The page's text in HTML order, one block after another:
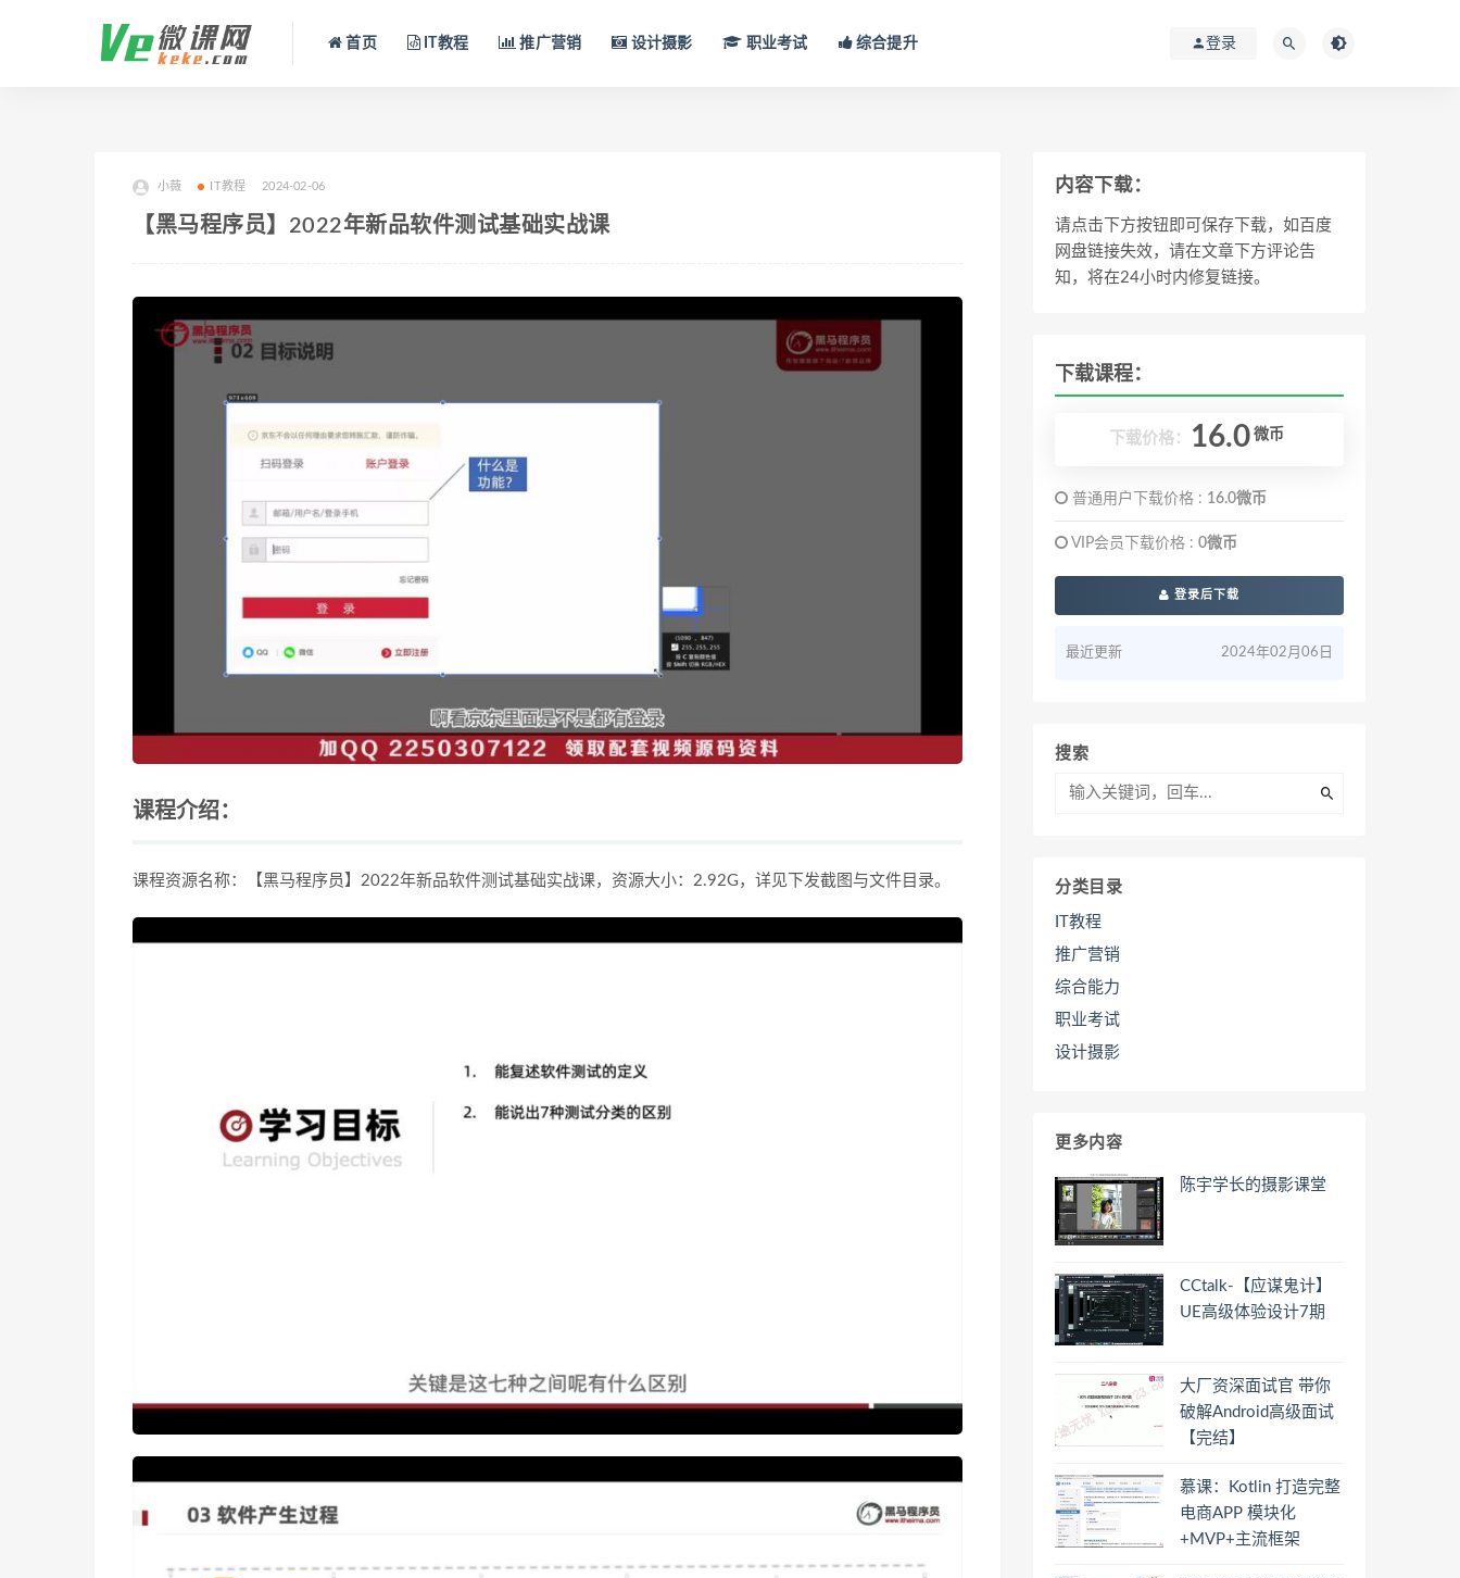
首页 IT教程 推广营销 设计摄影 职业考试 综合提升 登录
小薇 IT教程 2024-02-06
【黑马程序员】2022年新品软件测试基础实战课
课程介绍：
课程资源名称：【黑马程序员】2022年新品软件测试基础实战课，资源大小：2.92G，详见下发截图与文件目录。
内容下载：
请点击下方按钮即可保存下载，如百度
网盘链接失效，请在文章下方评论告
知，将在24小时内修复链接。
下载课程：
下载价格： 16.0 微币
普通用户下载价格 : 16.0微币
VIP会员下载价格 : 0微币
登录后下载
最近更新 2024年02月06日
搜索
分类目录
IT教程
推广营销
综合能力
职业考试
设计摄影
更多内容
陈宇学长的摄影课堂
CCtalk-【应谋鬼计】
UE高级体验设计7期
大厂资深面试官 带你
破解Android高级面试
【完结】
慕课：Kotlin 打造完整
电商APP 模块化
+MVP+主流框架